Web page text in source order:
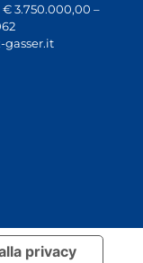
€ 3.750.000,00 –
privacy